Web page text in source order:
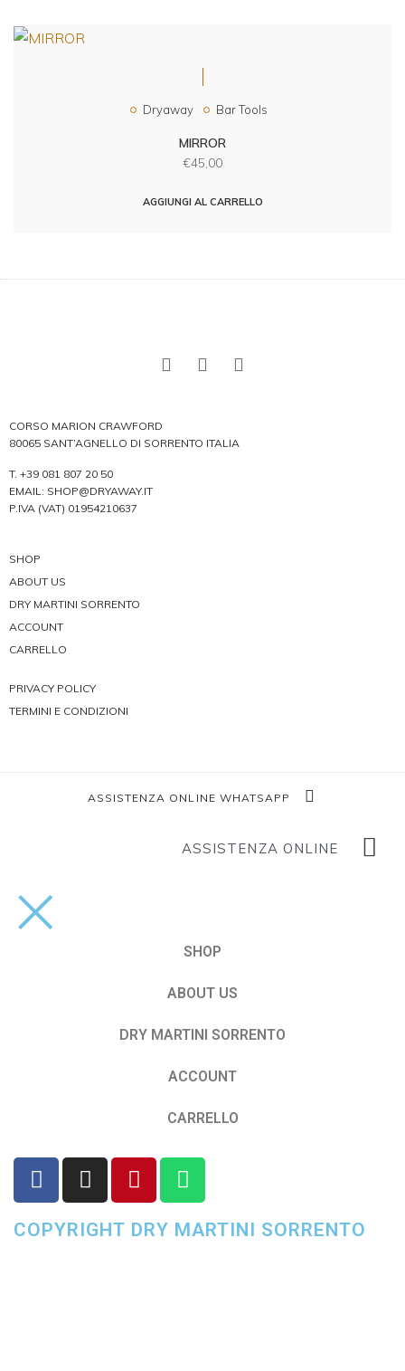
Dryaway Bar Tools
MIRROR
€45,00
AGGIUNGI AL CARRELLO
CORSO MARION CRAWFORD
80065 SANT’AGNELLO DI SORRENTO ITALIA
T. +39 081 807 20 50
EMAIL: SHOP@DRYAWAY.IT
P.IVA (VAT) 01954210637
SHOP
ABOUT US
DRY MARTINI SORRENTO
ACCOUNT
CARRELLO
PRIVACY POLICY
TERMINI E CONDIZIONI
ASSISTENZA ONLINE WHATSAPP
ASSISTENZA ONLINE
SHOP
ABOUT US
DRY MARTINI SORRENTO
ACCOUNT
CARRELLO
COPYRIGHT DRY MARTINI SORRENTO